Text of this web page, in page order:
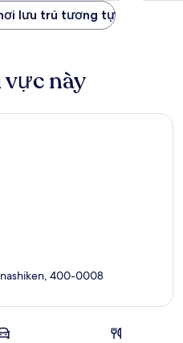
1.585.564 ₫
lưu trú tương tự
vực này
Bản đồ
400-0008